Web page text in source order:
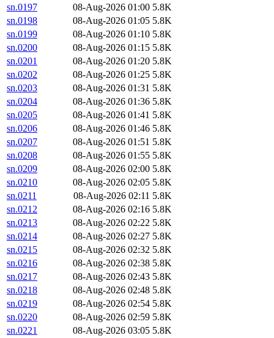
sn.0197
08-Aug-2026 01:00 5.8K
sn.0198
08-Aug-2026 01:05 5.8K
sn.0199
08-Aug-2026 01:10 5.8K
sn.0200
08-Aug-2026 01:15 5.8K
sn.0201
08-Aug-2026 01:20 5.8K
sn.0202
08-Aug-2026 01:25 5.8K
sn.0203
08-Aug-2026 01:31 5.8K
sn.0204
08-Aug-2026 01:36 5.8K
sn.0205
08-Aug-2026 01:41 5.8K
sn.0206
08-Aug-2026 01:46 5.8K
sn.0207
08-Aug-2026 01:51 5.8K
sn.0208
08-Aug-2026 01:55 5.8K
sn.0209
08-Aug-2026 02:00 5.8K
sn.0210
08-Aug-2026 02:05 5.8K
sn.0211
08-Aug-2026 02:11 5.8K
sn.0212
08-Aug-2026 02:16 5.8K
sn.0213
08-Aug-2026 02:22 5.8K
sn.0214
08-Aug-2026 02:27 5.8K
sn.0215
08-Aug-2026 02:32 5.8K
sn.0216
08-Aug-2026 02:38 5.8K
sn.0217
08-Aug-2026 02:43 5.8K
sn.0218
08-Aug-2026 02:48 5.8K
sn.0219
08-Aug-2026 02:54 5.8K
sn.0220
08-Aug-2026 02:59 5.8K
sn.0221
08-Aug-2026 03:05 5.8K